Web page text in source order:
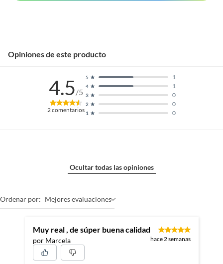
Opiniones de este producto
4.5/5
2comentarios 1 0
2 0
3 0
4 1
5 1
Ocultar todas las opiniones
Ordenar por: Mejores evaluaciones
Muy real , de súper buena calidad
por Marcela hace 2 semanas